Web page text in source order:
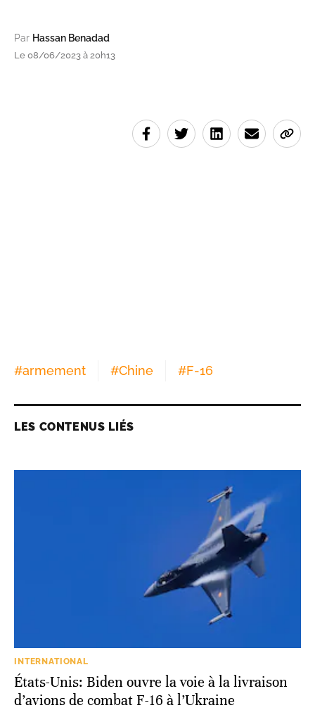
Par Hassan Benadad
Le 08/06/2023 à 20h13
#armement #Chine #F-16
LES CONTENUS LIÉS
INTERNATIONAL
États-Unis: Biden ouvre la voie à la livraison
d’avions de combat F-16 à l’Ukraine